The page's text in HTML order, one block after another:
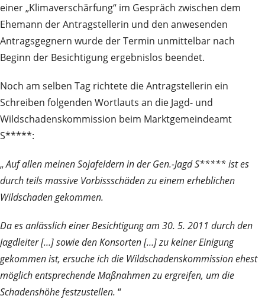
einer „Klimaverschärfung“ im Gespräch zwischen dem
Ehemann der Antragstellerin und den anwesenden
Antragsgegnern wurde der Termin unmittelbar nach
Beginn der Besichtigung ergebnislos beendet.
Noch am selben Tag richtete die Antragstellerin ein
Schreiben folgenden Wortlauts an die Jagd- und
Wildschadenskommission beim Marktgemeindeamt
S*****:
„Auf allen meinen Sojafeldern in der Gen.-Jagd S***** ist es
durch teils massive Vorbissschäden zu einem erheblichen
Wildschaden gekommen.
Da es anlässlich einer Besichtigung am 30. 5. 2011 durch den
Jagdleiter […] sowie den Konsorten […] zu keiner Einigung
gekommen ist, ersuche ich die Wildschadenskommission ehest
möglich entsprechende Maßnahmen zu ergreifen, um die
Schadenshöhe festzustellen. “